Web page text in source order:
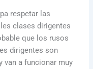
respetar las
clases dirigentes
que los rusos
dirigentes son
van a funcionar muy